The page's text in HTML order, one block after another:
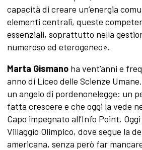
capacità di creare un’energia
elementi centrali, queste
essenziali, soprattutto nella
numeroso ed eterogeneo».
Marta Gismanoha vent’anni e
anno di Liceo delle Scienze
un angelo di pordenonelegge: un
fatta crescere e che oggi la vede
Capo impegnato all’Info Point.
Villaggio Olimpico, dove segue la
americana, senza però far